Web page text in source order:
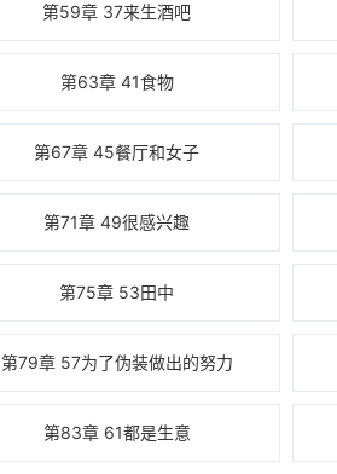
第59章 37来生酒吧
第63章 41食物
第67章 45餐厅和女子
第71章 49很感兴趣
第75章 53田中
第79章 57为了伪装做出的努力
第83章 61都是生意